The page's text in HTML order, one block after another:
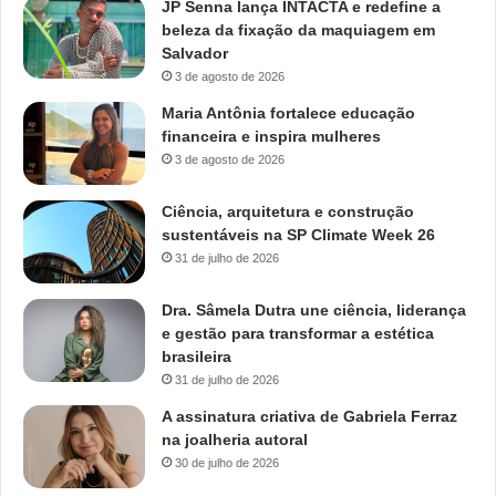
JP Senna lança INTACTA e redefine a
beleza da fixação da maquiagem em
Salvador
3 de agosto de 2026
Maria Antônia fortalece educação
financeira e inspira mulheres
3 de agosto de 2026
Ciência, arquitetura e construção
sustentáveis na SP Climate Week 26
31 de julho de 2026
Dra. Sâmela Dutra une ciência, liderança
e gestão para transformar a estética
brasileira
31 de julho de 2026
A assinatura criativa de Gabriela Ferraz
na joalheria autoral
30 de julho de 2026